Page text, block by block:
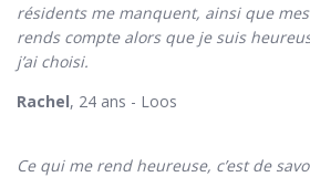
résidents me manquent, ainsi que
rends compte alors que je suis
j’ai choisi.
Rachel, 24 ans - Loos
Ce qui me rend heureuse, c’est de